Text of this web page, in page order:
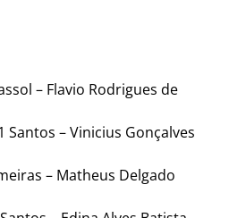
– Flavio Rodrigues de
Santos – Vinicius Gonçalves
– Matheus Delgado